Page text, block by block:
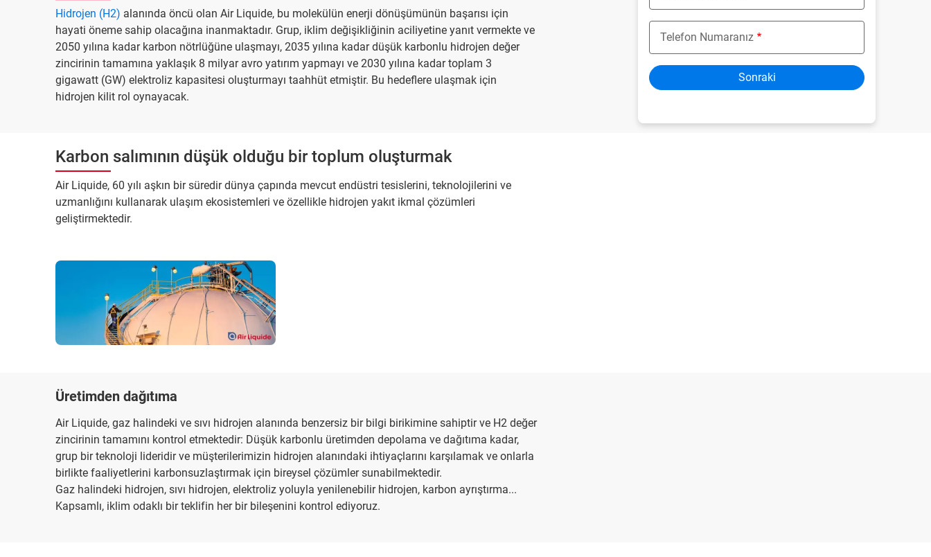
Hidrojen (H2) alanında öncü olan Air Liquide, bu molekülün enerji dönüşümünün başarısı için
hayati öneme sahip olacağına inanmaktadır. Grup, iklim değişikliğinin aciliyetine yanıt vermekte ve
2050 yılına kadar karbon nötrlüğüne ulaşmayı, 2035 yılına kadar düşük karbonlu hidrojen değer
zincirinin tamamına yaklaşık 8 milyar avro yatırım yapmayı ve 2030 yılına kadar toplam 3
gigawatt (GW) elektroliz kapasitesi oluşturmayı taahhüt etmiştir. Bu hedeflere ulaşmak için
hidrojen kilit rol oynayacak.
Karbon salımının düşük olduğu bir toplum oluşturmak
Air Liquide, 60 yılı aşkın bir süredir dünya çapında mevcut endüstri tesislerini, teknolojilerini ve
uzmanlığını kullanarak ulaşım ekosistemleri ve özellikle hidrojen yakıt ikmal çözümleri
geliştirmektedir.
Üretimden dağıtıma
Air Liquide, gaz halindeki ve sıvı hidrojen alanında benzersiz bir bilgi birikimine sahiptir ve H2 değer
zincirinin tamamını kontrol etmektedir: Düşük karbonlu üretimden depolama ve dağıtıma kadar,
grup bir teknoloji lideridir ve müşterilerimizin hidrojen alanındaki ihtiyaçlarını karşılamak ve onlarla
birlikte faaliyetlerini karbonsuzlaştırmak için bireysel çözümler sunabilmektedir.
Gaz halindeki hidrojen, sıvı hidrojen, elektroliz yoluyla yenilenebilir hidrojen, karbon ayrıştırma...
Kapsamlı, iklim odaklı bir teklifin her bir bileşenini kontrol ediyoruz.
Telefon Numaranız